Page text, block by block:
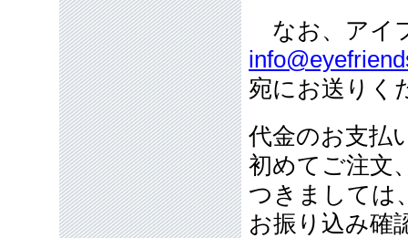
なお、アイ
宛にお送りく
代金のお支払
初めてご注文
つきましては
お振り込み確